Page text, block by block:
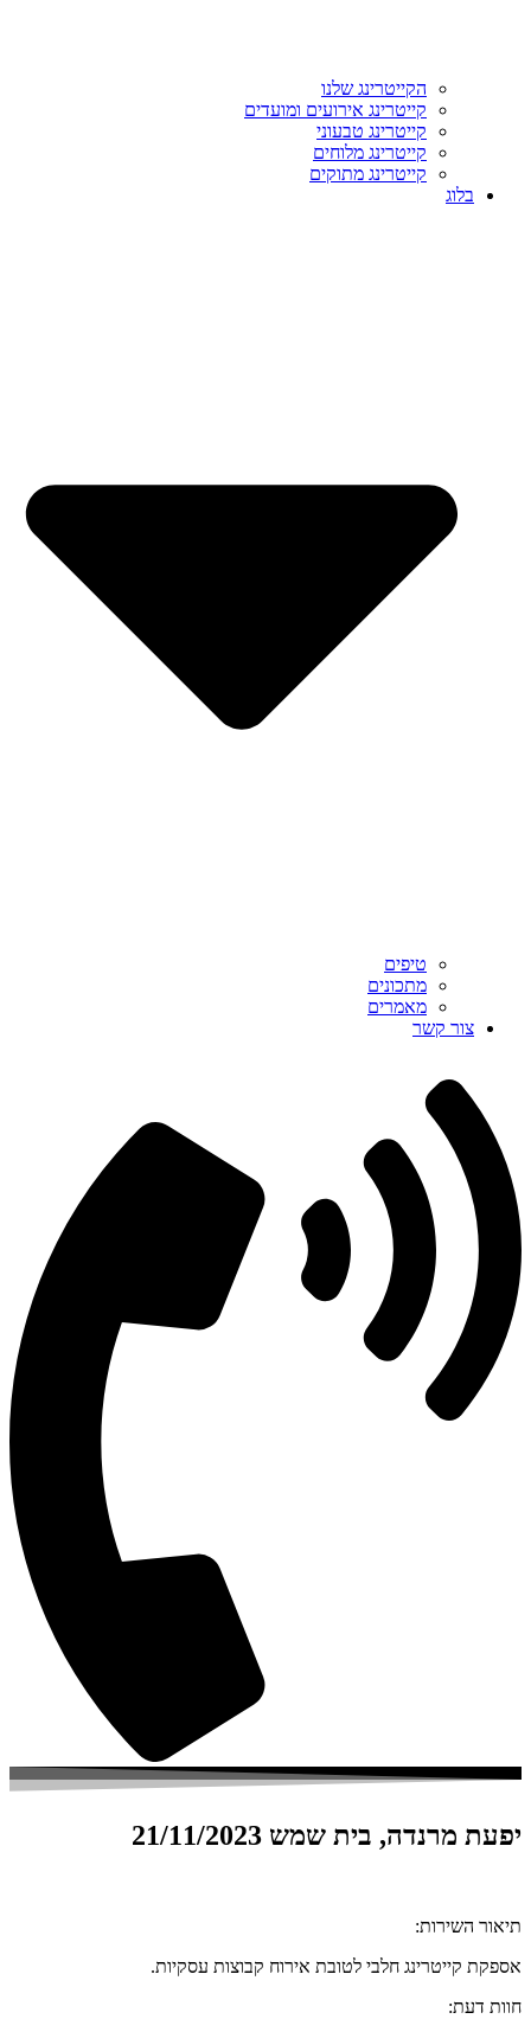
הקייטרינג שלנו
קייטרינג אירועים ומועדים
קייטרינג טבעוני
קייטרינג מלוחים
קייטרינג מתוקים
בלוג
טיפים
מתכונים
מאמרים
צור קשר
יפעת מרנדה, בית שמש 21/11/2023
תיאור השירות:
אספקת קייטרינג חלבי לטובת אירוח קבוצות עסקיות.
חוות דעת: